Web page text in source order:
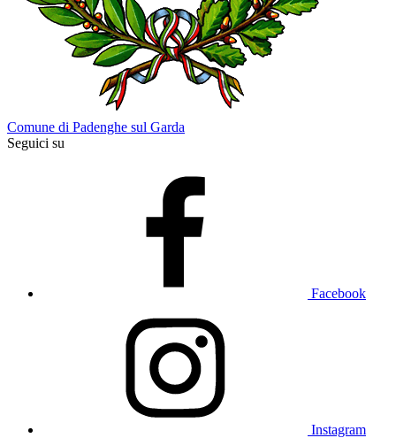
Comune di Padenghe sul Garda
Seguici su
Facebook
Instagram